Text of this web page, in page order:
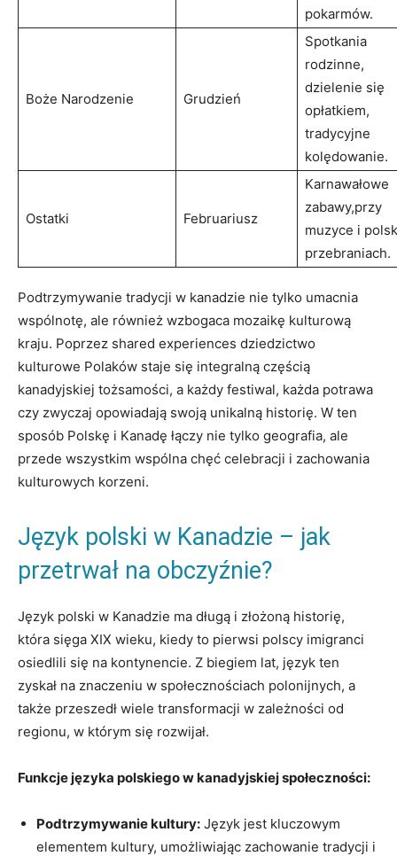
pokarmów.
Boże Narodzenie Grudzień
Spotkania
rodzinne,
dzielenie się
opłatkiem,
tradycyjne
kolędowanie.
Ostatki Februariusz
Karnawałowe
zabawy,przy
muzyce i
przebraniach.
Podtrzymywanie tradycji w kanadzie nie tylko umacnia
wspólnotę, ale również wzbogaca mozaikę kulturową
kraju. Poprzez shared experiences dziedzictwo
kulturowe Polaków staje się integralną częścią
kanadyjskiej tożsamości, a każdy festiwal, każda potrawa
czy zwyczaj opowiadają swoją unikalną historię. W ten
sposób Polskę i Kanadę łączy nie tylko geografia, ale
przede wszystkim wspólna chęć celebracji i zachowania
kulturowych korzeni.
Język polski w Kanadzie – jak
przetrwał na obczyźnie?
Język polski w Kanadzie ma długą i złożoną historię,
która sięga XIX wieku, kiedy to pierwsi polscy imigranci
osiedlili się na kontynencie. Z biegiem lat, język ten
zyskał na znaczeniu w społecznościach polonijnych, a
także przeszedł wiele transformacji w zależności od
regionu, w którym się rozwijał.
Funkcje języka polskiego w kanadyjskiej społeczności:
Podtrzymywanie kultury: Język jest kluczowym
elementem kultury, umożliwiając zachowanie tradycji i